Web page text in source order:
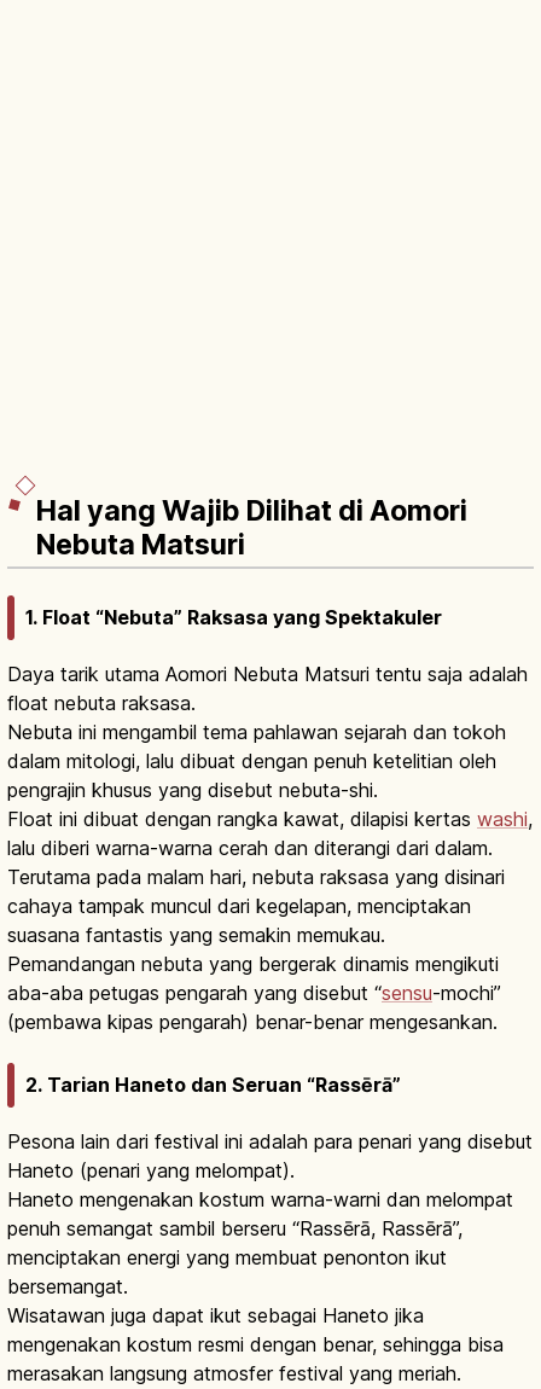
Hal yang Wajib Dilihat di Aomori
Nebuta Matsuri
1. Float “Nebuta” Raksasa yang Spektakuler
Daya tarik utama Aomori Nebuta Matsuri tentu saja adalah
float nebuta raksasa.
Nebuta ini mengambil tema pahlawan sejarah dan tokoh
dalam mitologi, lalu dibuat dengan penuh ketelitian oleh
pengrajin khusus yang disebut nebuta-shi.
Float ini dibuat dengan rangka kawat, dilapisi kertas washi,
lalu diberi warna-warna cerah dan diterangi dari dalam.
Terutama pada malam hari, nebuta raksasa yang disinari
cahaya tampak muncul dari kegelapan, menciptakan
suasana fantastis yang semakin memukau.
Pemandangan nebuta yang bergerak dinamis mengikuti
aba-aba petugas pengarah yang disebut “sensu-mochi”
(pembawa kipas pengarah) benar-benar mengesankan.
2. Tarian Haneto dan Seruan “Rassērā”
Pesona lain dari festival ini adalah para penari yang disebut
Haneto (penari yang melompat).
Haneto mengenakan kostum warna-warni dan melompat
penuh semangat sambil berseru “Rassērā, Rassērā”,
menciptakan energi yang membuat penonton ikut
bersemangat.
Wisatawan juga dapat ikut sebagai Haneto jika
mengenakan kostum resmi dengan benar, sehingga bisa
merasakan langsung atmosfer festival yang meriah.